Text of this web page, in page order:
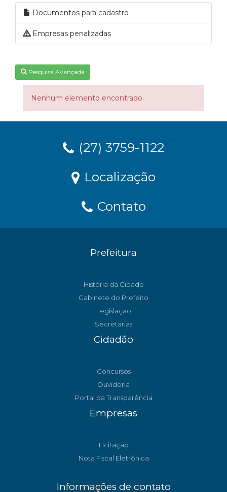
Documentos para cadastro
Empresas penalizadas
Pesquisa Avançada
Nenhum elemento encontrado.
(27) 3759-1122
Localização
Contato
Prefeitura
História da Cidade
Gabinete do Prefeito
Legislação
Secretarias
Cidadão
Concursos
Ouvidoria
Portal da Transparência
Empresas
Licitação
Nota Fiscal Eletrônica
Informações de contato